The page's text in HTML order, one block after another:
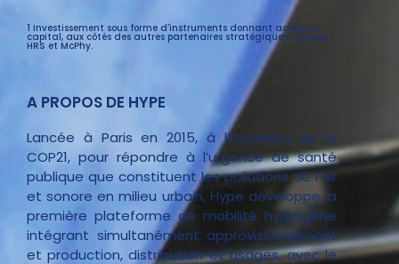
1 Investissement sous forme d'instruments donnant accès au
capital, aux côtés des autres partenaires stratégiques de Hype :
HRS et McPhy.
A PROPOS DE HYPE
Lancée à Paris en 2015, à l’occasion de la
COP21, pour répondre à l’urgence de santé
publique que constituent les pollutions de l’air
et sonore en milieu urbain, Hype développe la
première plateforme de mobilité hydrogène
intégrant simultanément approvisionnement
et production, distribution et usages, avec le